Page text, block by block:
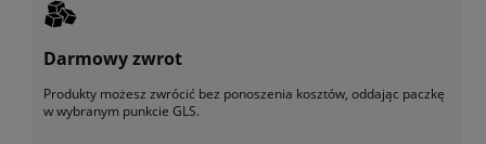
Darmowy zwrot
Produkty możesz zwrócić bez ponoszenia kosztów, oddając paczkę
w wybranym punkcie GLS.